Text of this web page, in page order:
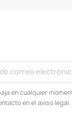
en cualquier
en el aviso legal.